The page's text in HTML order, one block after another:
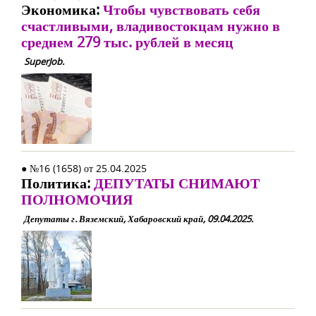
Экономика:Чтобы чувствовать себя
счастливыми, владивостокцам нужно в
среднем 279 тыс. рублей в месяц
SuperJob.
● №16 (1658) от 25.04.2025
Политика:ДЕПУТАТЫ СНИМАЮТ
ПОЛНОМОЧИЯ
Депутаты г. Вяземский, Хабаровский край, 09.04.2025.